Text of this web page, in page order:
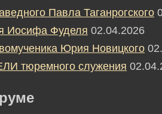
Павла Таганрогского
Иосифа Фуделя 02.04.2026
Юрия Новицкого
тюремного служения